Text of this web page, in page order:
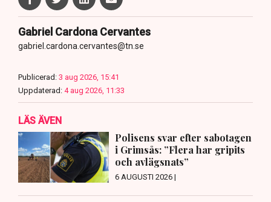
Gabriel Cardona Cervantes
gabriel.cardona.cervantes@tn.se
Publicerad: 3 aug 2026, 15:41
Uppdaterad: 4 aug 2026, 11:33
LÄS ÄVEN
Polisens svar efter sabotagen
i Grimsås: ”Flera har gripits
och avlägsnats”
6 AUGUSTI 2026 |